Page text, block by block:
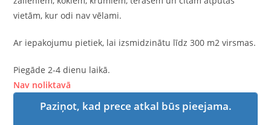
vietām, kur odi nav vēlami.
Ar iepakojumu pietiek, lai izsmidzinātu līdz 300 m2 virsmas.
Piegāde 2-4 dienu laikā.
Nav noliktavā
Paziņot, kad prece atkal būs pieejama.